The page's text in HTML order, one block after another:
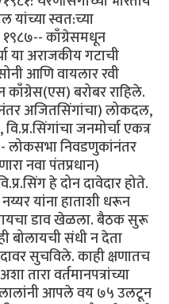
यांच्या स्वत:च्या
१९८७-- काँग्रेसमधून
या अराजकीय गटाची
आणि वायलार रवी
बरोबर राहिले.
अजितसिंगांचा) लोकदल,
जनमोर्चा एकत्र
लोकसभा निवडणुकांनंतर
नवा पंतप्रधान)
हे दोन दावेदार होते.
यांना हाताशी धरून
डाव खेळला. बैठक सुरू
बोलायची संधी न देता
सुचविले. काही क्षणातच
तारा वर्तमानपत्रांच्या
आपले वय ७५ उलटून